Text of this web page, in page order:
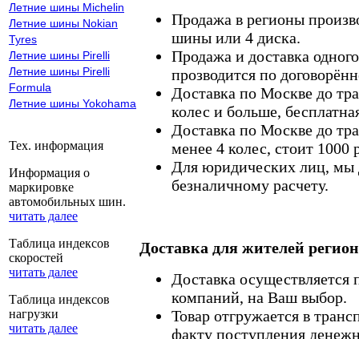
Летние шины Michelin
Летние шины Nokian
Tyres
Летние шины Pirelli
Летние шины Pirelli
Formula
Летние шины Yokohama
Тех. информация
Информация о
маркировке
автомобильных шин.
читать далее
Таблица индексов
скоростей
читать далее
Таблица индексов
нагрузки
читать далее
Продажа в регионы
шины или 4 диска.
Продажа и доставка
прозводится по
Доставка по Москве до
колес и больше,
Доставка по Москве до
менее 4 колес, стоит 1000
Для юридических лиц, мы
безналичному расчету.
Доставка для жителей
Доставка
компаний, на Ваш выбор.
Товар отгружается в
факту поступления